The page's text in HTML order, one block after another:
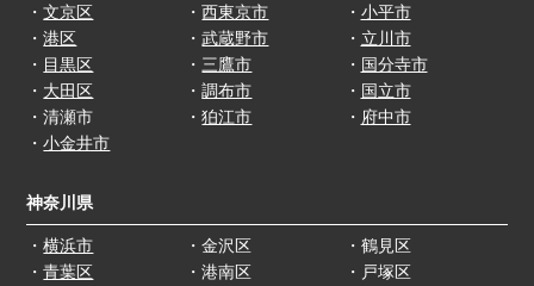
・文京区
・港区
・ 目黒区
・ 大田区
・清瀬市
・西東京市
・武蔵野市
・ 三鷹市
・調布市
・狛江市
・ 小平市
・ 立川市
・ 国分寺市
・ 国立市
・ 府中市
・小金井市
神奈川県
・横浜市
・青葉区
・金沢区
・港南区
・鶴見区
・戸塚区